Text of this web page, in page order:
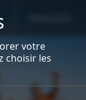
votre
choisir les